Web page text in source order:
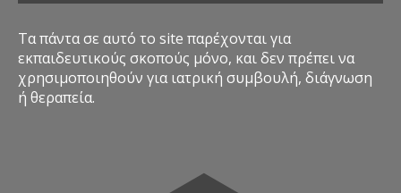
Τα πάντα σε αυτό το site παρέχονται για
εκπαιδευτικούς σκοπούς μόνο, και δεν πρέπει να
χρησιμοποιηθούν για ιατρική συμβουλή, διάγνωση
ή θεραπεία.